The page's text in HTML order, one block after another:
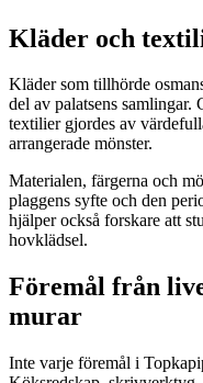
Kläder och
Kläder som tillhörde
del av palatsens samlingar.
textilier gjordes av
arrangerade mönster.
Materialen, färgerna och
plaggens syfte och den
hjälper också forskare att
hovklädsel.
Föremål från
murar
Inte varje föremål i